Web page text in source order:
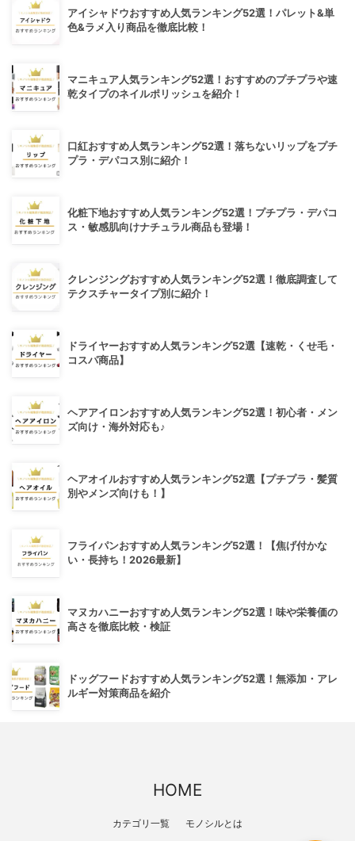
アイシャドウおすすめ人気ランキング52選！パレット&単
色&ラメ入り商品を徹底比較！
マニキュア人気ランキング52選！おすすめのプチプラや速
乾タイプのネイルポリッシュを紹介！
口紅おすすめ人気ランキング52選！落ちないリップをプチ
プラ・デパコス別に紹介！
化粧下地おすすめ人気ランキング52選！プチプラ・デパコ
ス・敏感肌向けナチュラル商品も登場！
クレンジングおすすめ人気ランキング52選！徹底調査して
テクスチャータイプ別に紹介！
ドライヤーおすすめ人気ランキング52選【速乾・くせ毛・
コスパ商品】
ヘアアイロンおすすめ人気ランキング52選！初心者・メン
ズ向け・海外対応も♪
ヘアオイルおすすめ人気ランキング52選【プチプラ・髪質
別やメンズ向けも！】
フライパンおすすめ人気ランキング52選！【焦げ付かな
い・長持ち！2026最新】
マヌカハニーおすすめ人気ランキング52選！味や栄養価の
高さを徹底比較・検証
ドッグフードおすすめ人気ランキング52選！無添加・アレ
ルギー対策商品を紹介
HOME
カテゴリ一覧 モノシルとは